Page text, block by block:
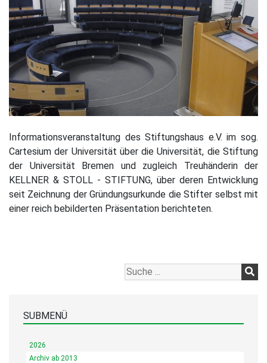
Informationsveranstaltung des Stiftungshaus e.V. im sog.
Cartesium der Universität über die Universität, die Stiftung
der Universität Bremen und zugleich Treuhänderin der
KELLNER & STOLL - STIFTUNG, über deren Entwicklung
seit Zeichnung der Gründungsurkunde die Stifter selbst mit
einer reich bebilderten Präsentation berichteten.
SUBMENÜ
2026
Archiv ab 2013